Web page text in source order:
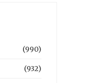
(990)
(932)